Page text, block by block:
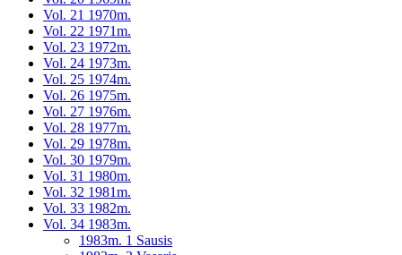
Vol. 21 1970m.
Vol. 22 1971m.
Vol. 23 1972m.
Vol. 24 1973m.
Vol. 25 1974m.
Vol. 26 1975m.
Vol. 27 1976m.
Vol. 28 1977m.
Vol. 29 1978m.
Vol. 30 1979m.
Vol. 31 1980m.
Vol. 32 1981m.
Vol. 33 1982m.
Vol. 34 1983m.
1983m. 1 Sausis